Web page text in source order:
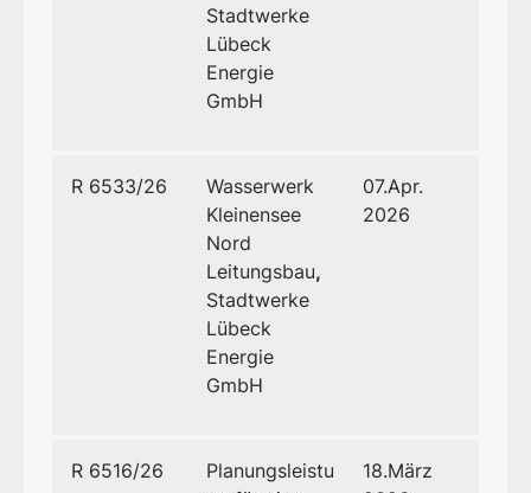
Stadtwerke
Lübeck
Energie
GmbH
R 6533/26
Wasserwerk
Kleinensee
Nord
Leitungsbau,
Stadtwerke
Lübeck
Energie
GmbH
07.Apr.
2026
R 6516/26
Planungsleistu
18.März